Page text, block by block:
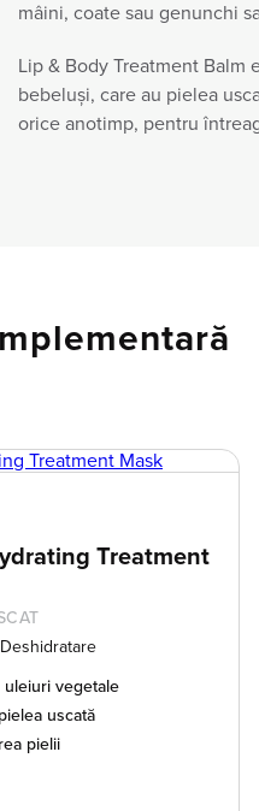
mâini, coate sau genunchi
Lip & Body Treatment Balm
bebeluși, care au pielea
orice anotimp, pentru
Treatment
uleiuri vegetale
uscată
pielii